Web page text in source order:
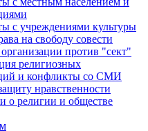
с учреждениями культуры
на свободу совести
против "сект"
религиозных
и конфликты со СМИ
нравственности
о религии и обществе